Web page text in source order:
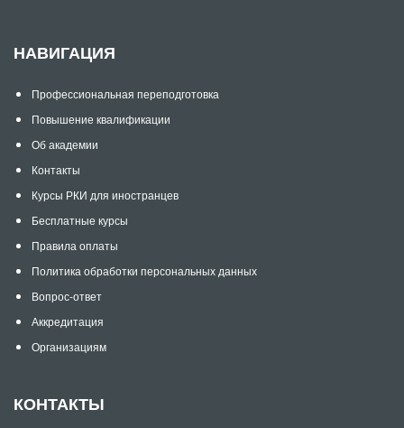
НАВИГАЦИЯ
Профессиональная переподготовка
Повышение квалификации
Об академии
Контакты
Курсы РКИ для иностранцев
Бесплатные курсы
Правила оплаты
Политика обработки персональных данных
Вопрос-ответ
Аккредитация
Организациям
КОНТАКТЫ